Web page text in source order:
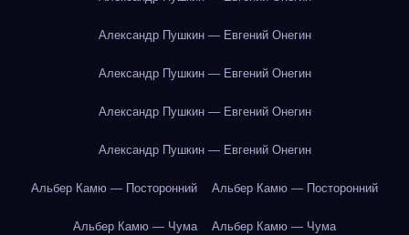
Александр Пушкин — Евгений Онегин
Александр Пушкин — Евгений Онегин
Александр Пушкин — Евгений Онегин
Александр Пушкин — Евгений Онегин
Альбер Камю — Посторонний Альбер Камю — Посторонний
Альбер Камю — Чума Альбер Камю — Чума